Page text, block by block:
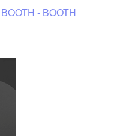
- BOOTH